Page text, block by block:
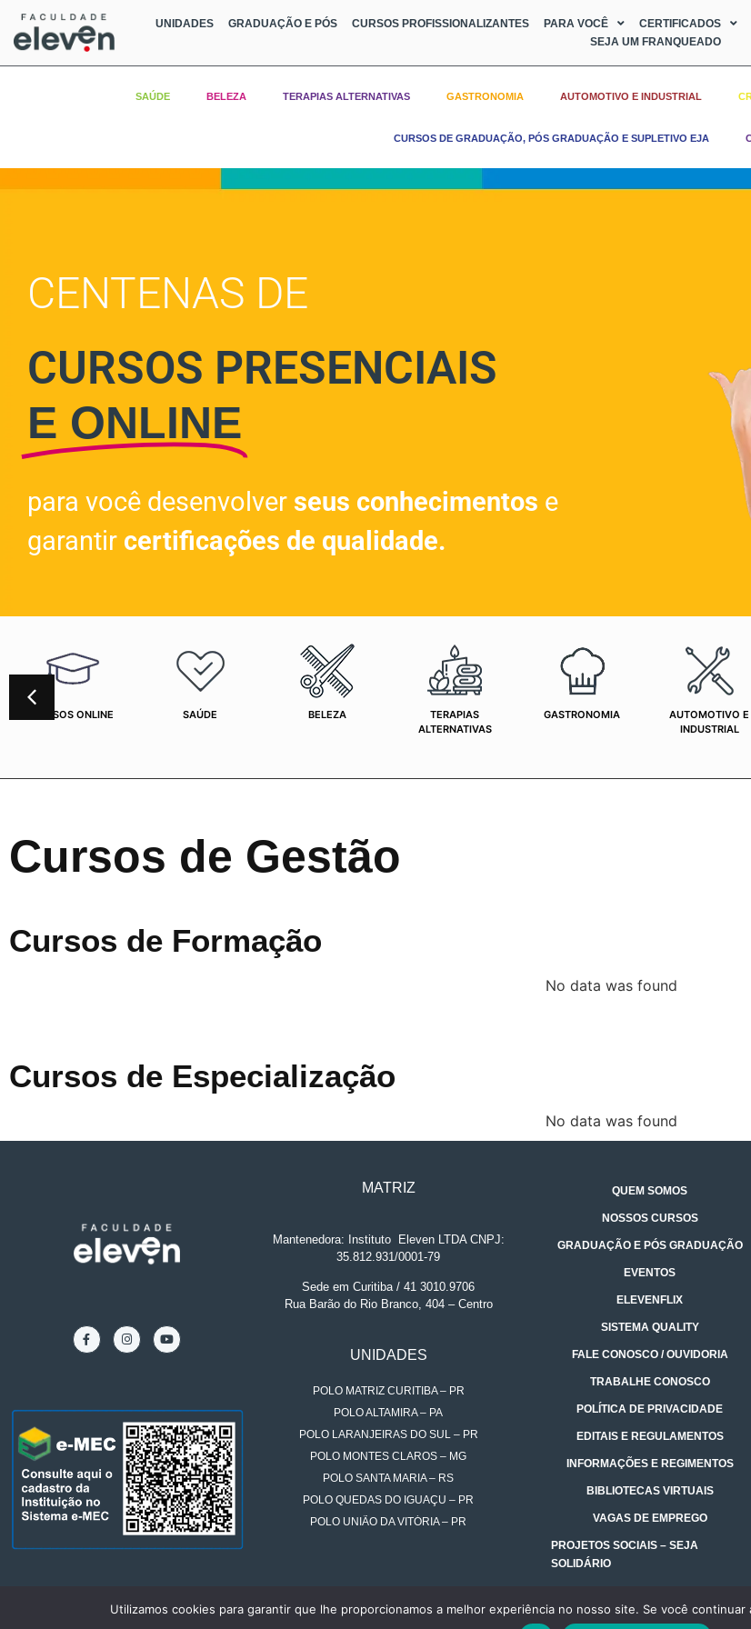
UNIDADES GRADUAÇÃO E PÓS CURSOS PROFISSIONALIZANTES PARA VOCÊ CERTIFICADOS
SEJA UM FRANQUEADO
SAÚDE BELEZA TERAPIAS ALTERNATIVAS GASTRONOMIA AUTOMOTIVO E INDUSTRIAL
CURSOS DE GRADUAÇÃO, PÓS GRADUAÇÃO E SUPLETIVO EJA
CENTENAS DE
CURSOS PRESENCIAIS
E ONLINE
para você desenvolver seus conhecimentos e
garantir certificações de qualidade.
CURSOS ONLINE SAÚDE BELEZA
TERAPIAS
ALTERNATIVAS
GASTRONOMIA
AUTOMOTIVO E
INDUSTRIAL
Cursos de Gestão
Cursos de Formação
No data was found
Cursos de Especialização
No data was found
MATRIZ
Mantenedora: Instituto.
Eleven LTDA CNPJ:
35.812.931/0001-79
Sede em Curitiba / 41 3010.9706
Rua Barão do Rio Branco, 404 – Centro
UNIDADES
POLO MATRIZ CURITIBA – PR
POLO ALTAMIRA – PA
POLO LARANJEIRAS DO SUL – PR
POLO MONTES CLAROS – MG
POLO SANTA MARIA – RS
POLO QUEDAS DO IGUAÇU – PR
POLO UNIÃO DA VITÓRIA – PR
QUEM SOMOS
NOSSOS CURSOS
GRADUAÇÃO E PÓS GRADUAÇÃO
EVENTOS
ELEVENFLIX
SISTEMA QUALITY
FALE CONOSCO / OUVIDORIA
TRABALHE CONOSCO
POLÍTICA DE PRIVACIDADE
EDITAIS E REGULAMENTOS
INFORMAÇÕES E REGIMENTOS
BIBLIOTECAS VIRTUAIS
VAGAS DE EMPREGO
PROJETOS SOCIAIS – SEJA
SOLIDÁRIO
Utilizamos cookies para garantir que lhe proporcionamos a melhor experiência no nosso site. Se você